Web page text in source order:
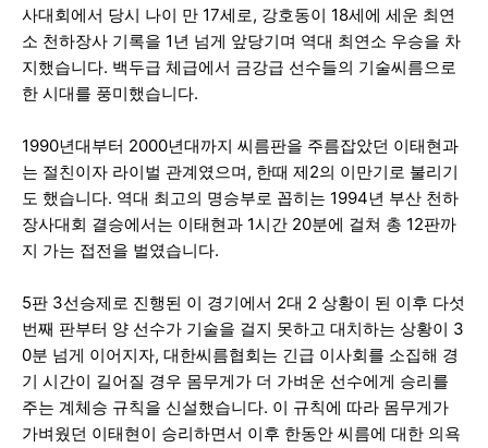
사대회에서 당시 나이 만 17세로, 강호동이 18세에 세운 최연
소 천하장사 기록을 1년 넘게 앞당기며 역대 최연소 우승을 차
지했습니다. 백두급 체급에서 금강급 선수들의 기술씨름으로
한 시대를 풍미했습니다.
1990년대부터 2000년대까지 씨름판을 주름잡았던 이태현과
는 절친이자 라이벌 관계였으며, 한때 제2의 이만기로 불리기
도 했습니다. 역대 최고의 명승부로 꼽히는 1994년 부산 천하
장사대회 결승에서는 이태현과 1시간 20분에 걸쳐 총 12판까
지 가는 접전을 벌였습니다.
5판 3선승제로 진행된 이 경기에서 2대 2 상황이 된 이후 다섯
번째 판부터 양 선수가 기술을 걸지 못하고 대치하는 상황이 3
0분 넘게 이어지자, 대한씨름협회는 긴급 이사회를 소집해 경
기 시간이 길어질 경우 몸무게가 더 가벼운 선수에게 승리를
주는 계체승 규칙을 신설했습니다. 이 규칙에 따라 몸무게가
가벼웠던 이태현이 승리하면서 이후 한동안 씨름에 대한 의욕